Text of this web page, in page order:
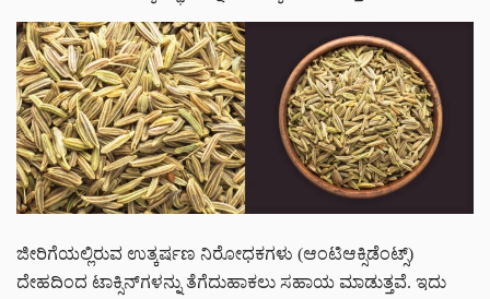
ಜೀರಿಗೆಯಲ್ಲಿರುವ ಉತ್ಕರ್ಷಣ ನಿರೋಧಕಗಳು (ಆಂಟಿಆಕ್ಸಿಡೆಂಟ್ಸ್)
ದೇಹದಿಂದ ಟಾಕ್ಸಿನ್‌ಗಳನ್ನು ತೆಗೆದುಹಾಕಲು ಸಹಾಯ ಮಾಡುತ್ತವೆ. ಇದು